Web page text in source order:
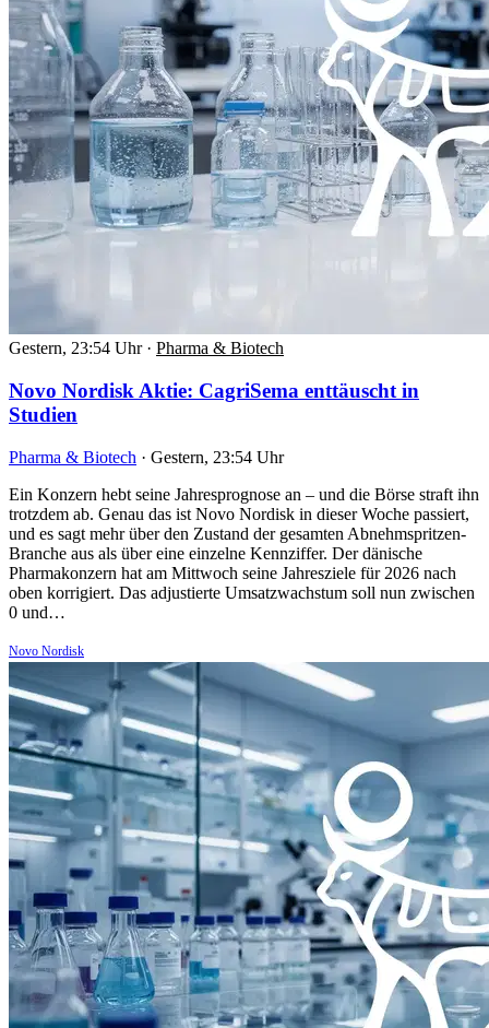
Gestern, 23:54 Uhr · Pharma & Biotech
Novo Nordisk Aktie: CagriSema enttäuscht in
Studien
Pharma & Biotech · Gestern, 23:54 Uhr
Ein Konzern hebt seine Jahresprognose an – und die Börse straft ihn
trotzdem ab. Genau das ist Novo Nordisk in dieser Woche passiert,
und es sagt mehr über den Zustand der gesamten Abnehmspritzen-
Branche aus als über eine einzelne Kennziffer. Der dänische
Pharmakonzern hat am Mittwoch seine Jahresziele für 2026 nach
oben korrigiert. Das adjustierte Umsatzwachstum soll nun zwischen
0 und…
Novo Nordisk